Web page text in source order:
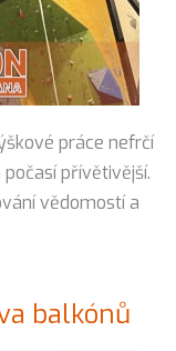
práce nefrčí
přívětivější.
vědomostí a
balkónů